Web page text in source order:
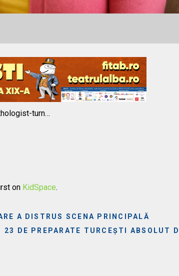
turn…
on KidSpace.
A DISTRUS SCENA PRINCIPALĂ
23 DE PREPARATE TURCEȘTI ABSOLUT